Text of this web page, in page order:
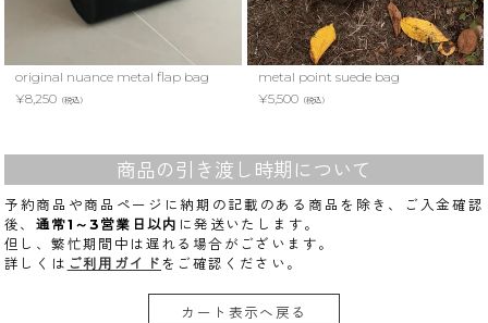
original nuance metal flap bag
¥8,250 （税込）
metal point suede bag
¥5,500（税込）
商品の引き渡し時期について
予約商品や商品ページに納期の記載のある商品を除き、ご入金確認
後、 通常1～3営業日以内 に発送いたします。
但し、繁忙期間中は遅れる場合がございます。
詳しくは ご利用ガイド をご確認ください。
カート表示へ戻る